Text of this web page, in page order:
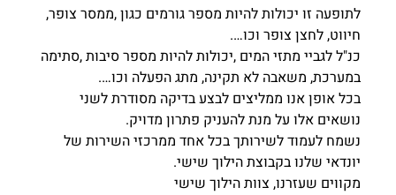
לתופעה זו יכולות להיות מספר גורמים כגון ,ממסר צופר,
חיווט, לחצן צופר וכו….
כנ"ל לגביי מתזי המים ,יכולות להיות מספר סיבות ,סתימה
במערכת, משאבה לא תקינה, מתג הפעלה וכו….
בכל אופן אנו ממליצים לבצע בדיקה מסודרת לשני
נושאים אלו על מנת להעניק פתרון מדויק.
נשמח לעמוד לשירותך בכל אחד ממרכזי השירות של
יונדאי שלנו בקבוצת הילוך שישי.
מקווים שעזרנו, צוות הילוך שישי